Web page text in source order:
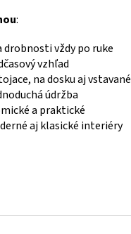
r
k
ý
:
vždy po ruke
vzhľad
na dosku aj vstavané
údržba
a praktické
aj klasické interiéry